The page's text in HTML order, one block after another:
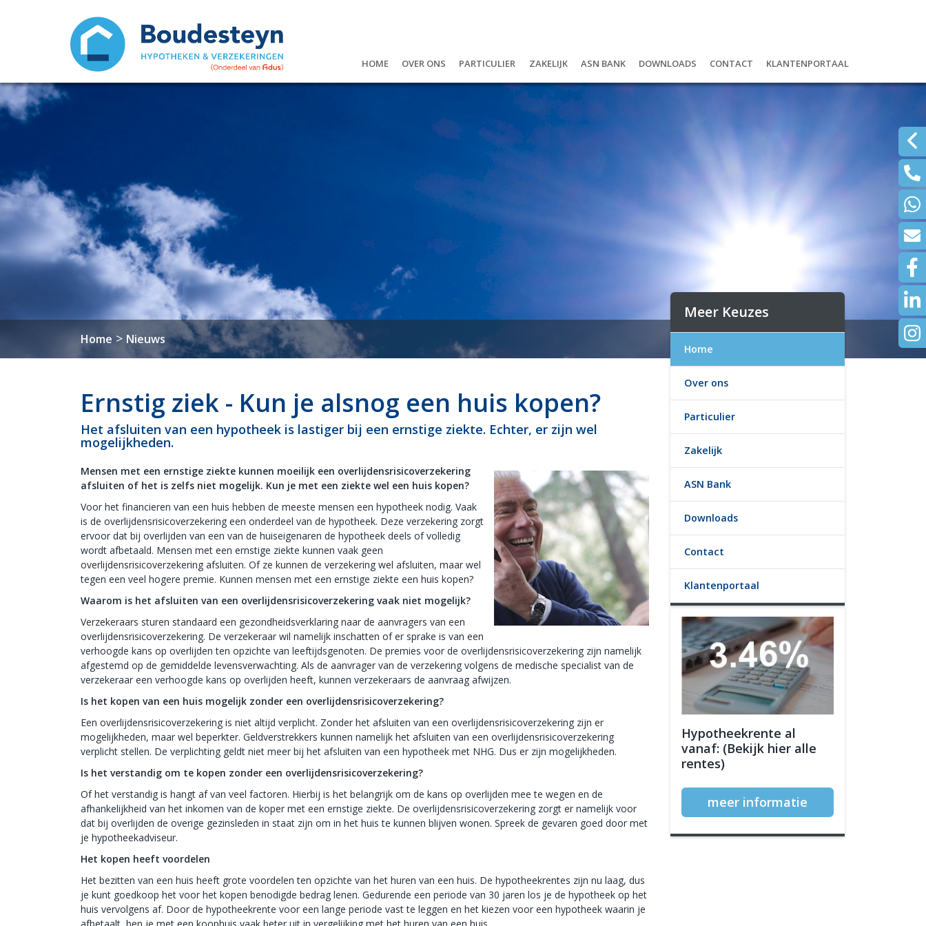
Home Over ons
De gezichten van
Maatschappelijk betrokken
Privacyverklaring
Particulier
Geld lenen?
Zakelijk ASN Bank
Sparen of beleggen
Downloads
Wijzigingen doorgeven
Documenten
Klachtenregeling
Contact Klantenportaal
Home > Nieuws
Ernstig ziek - Kun je alsnog een huis kopen?
Het afsluiten van een hypotheek is lastiger bij een ernstige ziekte. Echter, er zijn wel
mogelijkheden.
Mensen met een ernstige ziekte kunnen moeilijk een overlijdensrisicoverzekering
afsluiten of het is zelfs niet mogelijk. Kun je met een ziekte wel een huis kopen?
Voor het financieren van een huis hebben de meeste mensen een hypotheek nodig. Vaak
is de overlijdensrisicoverzekering een onderdeel van de hypotheek. Deze verzekering zorgt
ervoor dat bij overlijden van een van de huiseigenaren de hypotheek deels of volledig
wordt afbetaald. Mensen met een ernstige ziekte kunnen vaak geen
overlijdensrisicoverzekering afsluiten. Of ze kunnen de verzekering wel afsluiten, maar wel
tegen een veel hogere premie. Kunnen mensen met een ernstige ziekte een huis kopen?
Waarom is het afsluiten van een overlijdensrisicoverzekering vaak niet mogelijk?
Verzekeraars sturen standaard een gezondheidsverklaring naar de aanvragers van een
overlijdensrisicoverzekering. De verzekeraar wil namelijk inschatten of er sprake is van een
verhoogde kans op overlijden ten opzichte van leeftijdsgenoten. De premies voor de overlijdensrisicoverzekering zijn namelijk
afgestemd op de gemiddelde levensverwachting. Als de aanvrager van de verzekering volgens de medische specialist van de
verzekeraar een verhoogde kans op overlijden heeft, kunnen verzekeraars de aanvraag afwijzen.
Is het kopen van een huis mogelijk zonder een overlijdensrisicoverzekering?
Een overlijdensrisicoverzekering is niet altijd verplicht. Zonder het afsluiten van een overlijdensrisicoverzekering zijn er
mogelijkheden, maar wel beperkter. Geldverstrekkers kunnen namelijk het afsluiten van een overlijdensrisicoverzekering
verplicht stellen. De verplichting geldt niet meer bij het afsluiten van een hypotheek met NHG. Dus er zijn mogelijkheden.
Is het verstandig om te kopen zonder een overlijdensrisicoverzekering?
Of het verstandig is hangt af van veel factoren. Hierbij is het belangrijk om de kans op overlijden mee te wegen en de
afhankelijkheid van het inkomen van de koper met een ernstige ziekte. De overlijdensrisicoverzekering zorgt er namelijk voor
dat bij overlijden de overige gezinsleden in staat zijn om in het huis te kunnen blijven wonen. Spreek de gevaren goed door met
je hypotheekadviseur.
Het kopen heeft voordelen
Het bezitten van een huis heeft grote voordelen ten opzichte van het huren van een huis. De hypotheekrentes zijn nu laag, dus
je kunt goedkoop het voor het kopen benodigde bedrag lenen. Gedurende een periode van 30 jaren los je de hypotheek op het
huis vervolgens af. Door de hypotheekrente voor een lange periode vast te leggen en het kiezen voor een hypotheek waarin je
Meer Keuzes
Home
Over ons
Particulier
Zakelijk
ASN Bank
Downloads
Contact
Klantenportaal
Hypotheekrente al
vanaf: (Bekijk hier alle
rentes)
meer informatie